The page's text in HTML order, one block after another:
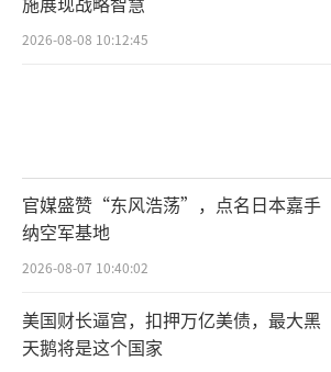
2026-08-08 10:12:45
官媒盛赞“东风浩荡”，点名日本嘉手
纳空军基地
2026-08-07 10:40:02
美国财长逼宫，扣押万亿美债，最大黑
天鹅将是这个国家